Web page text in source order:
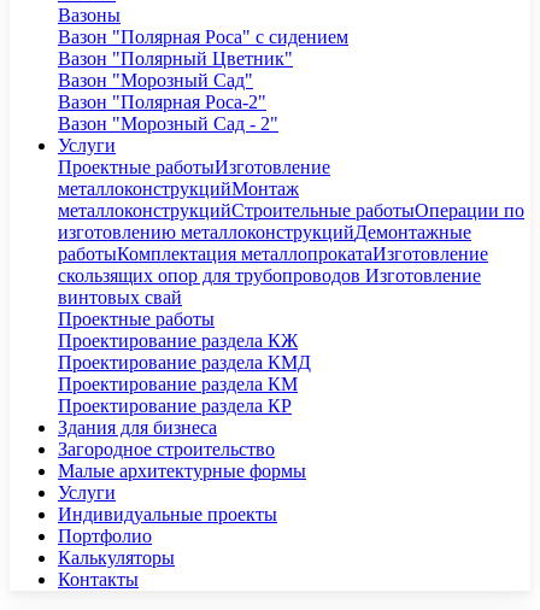
Вазоны
Вазон "Полярная Роса" с сидением
Вазон "Полярный Цветник"
Вазон "Морозный Сад"
Вазон "Полярная Роса-2"
Вазон "Морозный Сад - 2"
Услуги
Проектные работыИзготовление
металлоконструкцийМонтаж
металлоконструкцийСтроительные работыОперации по
изготовлению металлоконструкцийДемонтажные
работыКомплектация металлопрокатаИзготовление
скользящих опор для трубопроводов Изготовление
винтовых свай
Проектные работы
Проектирование раздела КЖ
Проектирование раздела КМД
Проектирование раздела КМ
Проектирование раздела КР
Здания для бизнеса
Загородное строительство
Малые архитектурные формы
Услуги
Индивидуальные проекты
Портфолио
Калькуляторы
Контакты